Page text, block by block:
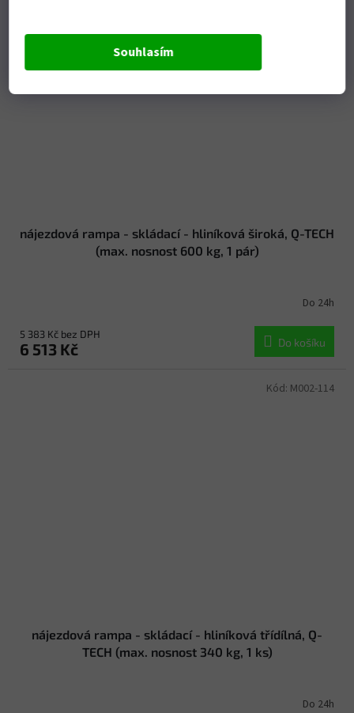
Souhlasím
nájezdová rampa - skládací - hliníková široká, Q-TECH
(max. nosnost 600 kg, 1 pár)
Do 24h
5 383 Kč bez DPH
6 513 Kč Do košíku
nájezdová rampa - skládací - hliníková třídílná, Q-
TECH (max. nosnost 340 kg, 1 ks)
Do 24h
Kód: M002-114